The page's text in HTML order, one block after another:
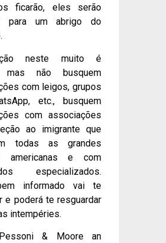
ficarão, eles serão
para um abrigo do
neste muito é
mas não busquem
com leigos, grupos
etc., busquem
com associações
ao imigrante que
todas as grandes
americanas e com
especializados.
informado vai te
e poderá te resguardar
intempéries.
& Moore an